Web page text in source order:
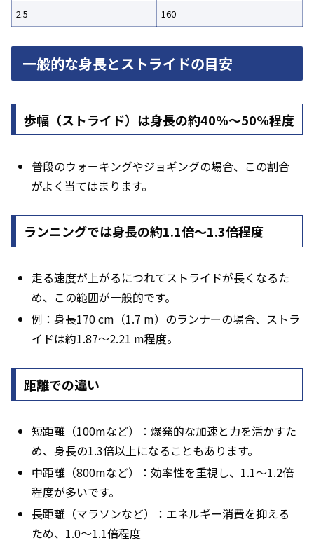
2.5
160
一般的な身長とストライドの目安
歩幅（ストライド）は身長の約40%〜50%程度
普段のウォーキングやジョギングの場合、この割合
がよく当てはまります。
ランニングでは身長の約1.1倍〜1.3倍程度
走る速度が上がるにつれてストライドが長くなるた
め、この範囲が一般的です。
例：身長170 cm（1.7 m）のランナーの場合、ストラ
イドは約1.87〜2.21 m程度。
距離での違い
短距離（100mなど）：爆発的な加速と力を活かすた
め、身長の1.3倍以上になることもあります。
中距離（800mなど）：効率性を重視し、1.1〜1.2倍
程度が多いです。
長距離（マラソンなど）：エネルギー消費を抑える
ため、1.0〜1.1倍程度